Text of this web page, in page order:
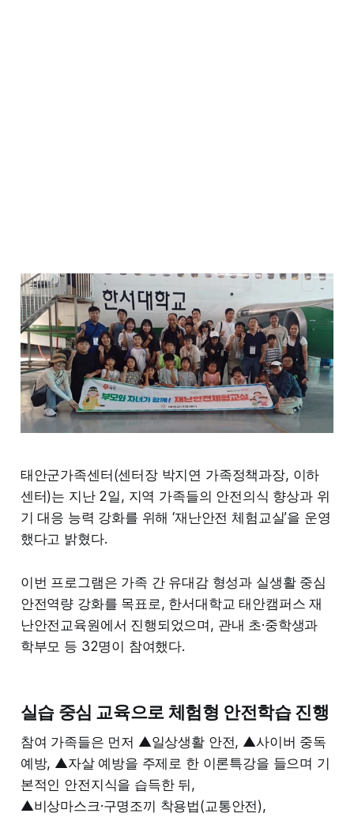
태안군가족센터(센터장 박지연 가족정책과장, 이하
센터)는 지난 2일, 지역 가족들의 안전의식 향상과 위
기 대응 능력 강화를 위해 ‘재난안전 체험교실’을 운영
했다고 밝혔다.
이번 프로그램은 가족 간 유대감 형성과 실생활 중심
안전역량 강화를 목표로, 한서대학교 태안캠퍼스 재
난안전교육원에서 진행되었으며, 관내 초·중학생과
학부모 등 32명이 참여했다.
실습 중심 교육으로 체험형 안전학습 진행
참여 가족들은 먼저 ▲일상생활 안전, ▲사이버 중독
예방, ▲자살 예방을 주제로 한 이론특강을 들으며 기
본적인 안전지식을 습득한 뒤,
▲비상마스크·구명조끼 착용법(교통안전),